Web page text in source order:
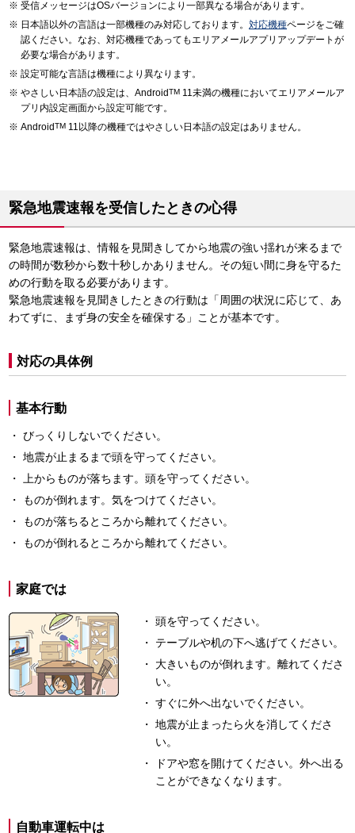
受信メッセージはOSバージョンにより一部異なる場合があります。
日本語以外の言語は一部機種のみ対応しております。 対応機種ページをご確
認ください。なお、対応機種であってもエリアメールアプリアップデートが
必要な場合があります。
設定可能な言語は機種により異なります。
やさしい日本語の設定は、AndroidTM 11未満の機種においてエリアメールア
プリ内設定画面から設定可能です。
AndroidTM 11以降の機種ではやさしい日本語の設定はありません。
緊急地震速報を受信したときの心得
緊急地震速報は、情報を見聞きしてから地震の強い揺れが来るまで
の時間が数秒から数十秒しかありません。その短い間に身を守るた
めの行動を取る必要があります。
緊急地震速報を見聞きしたときの行動は「周囲の状況に応じて、あ
わてずに、まず身の安全を確保する」ことが基本です。
対応の具体例
基本行動
びっくりしないでください。
地震が止まるまで頭を守ってください。
上からものが落ちます。頭を守ってください。
ものが倒れます。気をつけてください。
ものが落ちるところから離れてください。
ものが倒れるところから離れてください。
家庭では
頭を守ってください。
テーブルや机の下へ逃げてください。
大きいものが倒れます。離れてくださ
い。
すぐに外へ出ないでください。
地震が止まったら火を消してくださ
い。
ドアや窓を開けてください。外へ出る
ことができなくなります。
自動車運転中は